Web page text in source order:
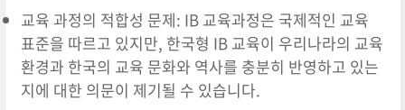
교육 과정의 적합성 문제: IB 교육과정은 국제적인 교육
표준을 따르고 있지만, 한국형 IB 교육이 우리나라의 교육
환경과 한국의 교육 문화와 역사를 충분히 반영하고 있는
지에 대한 의문이 제기될 수 있습니다.